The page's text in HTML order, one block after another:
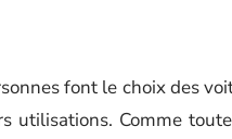
font le choix des
utilisations. Comme